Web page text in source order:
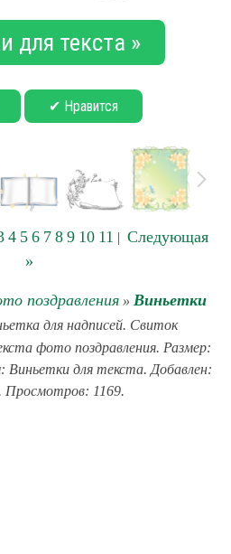
для текста »
✔ Нравится
4 5 6 7 8 9 10 11 | Следующая
»
поздравления» Виньетки
для надписей. Свиток
фото поздравления. Размер:
Виньетки для текста. Добавлен:
Просмотров: 1169.